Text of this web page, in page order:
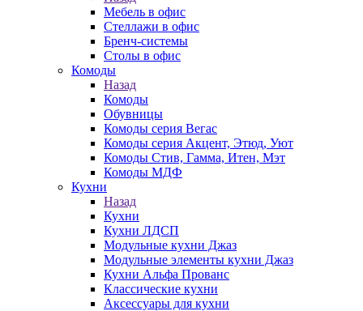
Мебель в офис
Стеллажи в офис
Бренч-системы
Столы в офис
Комоды
Назад
Комоды
Обувницы
Комоды серия Вегас
Комоды серия Акцент, Этюд, Уют
Комоды Стив, Гамма, Итен, Мэт
Комоды МДФ
Кухни
Назад
Кухни
Кухни ЛДСП
Модульные кухни Джаз
Модульные элементы кухни Джаз
Кухни Альфа Прованс
Классические кухни
Аксессуары для кухни